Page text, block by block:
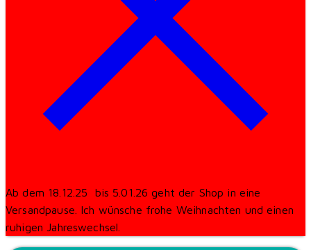
Ab dem 18.12.25 bis 5.01.26 geht der Shop in eine
Versandpause. Ich wünsche frohe Weihnachten und einen
ruhigen Jahreswechsel.